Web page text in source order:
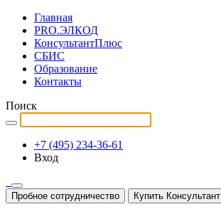
Главная
PRO.ЭЛКОД
КонсультантПлюс
СБИС
Образование
Контакты
Поиск
+7 (495) 234-36-61
Вход
Пробное сотрудничество Купить